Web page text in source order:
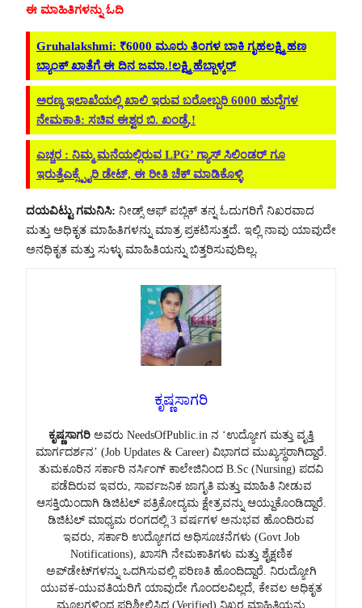
ಈ ಮಾಹಿತಿಗಳನ್ನು ಓದಿ
Gruhalakshmi: ₹6000 ಮೂರು ತಿಂಗಳ ಬಾಕಿ ಗೃಹಲಕ್ಷ್ಮಿ ಹಣ
ಬ್ಯಾಂಕ್ ಖಾತೆಗೆ ಈ ದಿನ ಜಮಾ.!ಲಕ್ಷ್ಮಿ ಹೆಬ್ಬಾಳ್ಕರ್
ಅರಣ್ಯ ‌ಇಲಾಖೆಯಲ್ಲಿ ಖಾಲಿ ಇರುವ ಬರೋಬ್ಬರಿ 6000 ಹುದ್ದೆಗಳ
ನೇಮಕಾತಿ: ಸಚಿವ ಈಶ್ವರ ಬಿ. ಖಂಡ್ರೆ.!
ಎಚ್ಚರ : ನಿಮ್ಮ ಮನೆಯಲ್ಲಿರುವ LPG’ ಗ್ಯಾಸ್ ಸಿಲಿಂಡರ್ ಗೂ
ಇರುತ್ತೆಎಕ್ಸ್ಪೈರಿ ಡೇಟ್, ಈ ರೀತಿ ಚೆಕ್ ಮಾಡಿಕೊಳ್ಳಿ
ದಯವಿಟ್ಟು ಗಮನಿಸಿ: ನೀಡ್ಸ್ ಆಫ್ ಪಬ್ಲಿಕ್ ತನ್ನ ಓದುಗರಿಗೆ ನಿಖರವಾದ
ಮತ್ತು ಅಧಿಕೃತ ಮಾಹಿತಿಗಳನ್ನು ಮಾತ್ರ ಪ್ರಕಟಿಸುತ್ತದೆ. ಇಲ್ಲಿ ನಾವು ಯಾವುದೇ
ಅನಧಿಕೃತ ಮತ್ತು ಸುಳ್ಳು ಮಾಹಿತಿಯನ್ನು ಬಿತ್ತರಿಸುವುದಿಲ್ಲ.
ಕೃಷ್ಣಸಾಗರಿ
ಕೃಷ್ಣಸಾಗರಿ ಅವರು NeedsOfPublic.in ನ ‘ಉದ್ಯೋಗ ಮತ್ತು ವೃತ್ತಿ
ಮಾರ್ಗದರ್ಶನ’ (Job Updates & Career) ವಿಭಾಗದ ಮುಖ್ಯಸ್ಥರಾಗಿದ್ದಾರೆ.
ತುಮಕೂರಿನ ಸರ್ಕಾರಿ ನರ್ಸಿಂಗ್ ಕಾಲೇಜಿನಿಂದ B.Sc (Nursing) ಪದವಿ
ಪಡೆದಿರುವ ಇವರು, ಸಾರ್ವಜನಿಕ ಜಾಗೃತಿ ಮತ್ತು ಮಾಹಿತಿ ನೀಡುವ
ಆಸಕ್ತಿಯಿಂದಾಗಿ ಡಿಜಿಟಲ್ ಪತ್ರಿಕೋದ್ಯಮ ಕ್ಷೇತ್ರವನ್ನು ಆಯ್ದುಕೊಂಡಿದ್ದಾರೆ.
ಡಿಜಿಟಲ್ ಮಾಧ್ಯಮ ರಂಗದಲ್ಲಿ 3 ವರ್ಷಗಳ ಅನುಭವ ಹೊಂದಿರುವ
ಇವರು, ಸರ್ಕಾರಿ ಉದ್ಯೋಗದ ಅಧಿಸೂಚನೆಗಳು (Govt Job
Notifications), ಖಾಸಗಿ ನೇಮಕಾತಿಗಳು ಮತ್ತು ಶೈಕ್ಷಣಿಕ
ಅಪ್‌ಡೇಟ್‌ಗಳನ್ನು ಒದಗಿಸುವಲ್ಲಿ ಪರಿಣತಿ ಹೊಂದಿದ್ದಾರೆ. ನಿರುದ್ಯೋಗಿ
ಯುವಕ-ಯುವತಿಯರಿಗೆ ಯಾವುದೇ ಗೊಂದಲವಿಲ್ಲದೆ, ಕೇವಲ ಅಧಿಕೃತ
ಮೂಲಗಳಿಂದ ಪರಿಶೀಲಿಸಿದ (Verified) ನಿಖರ ಮಾಹಿತಿಯನ್ನು